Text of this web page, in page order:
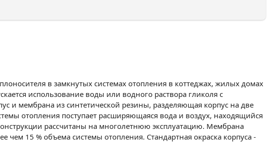
в замкнутых системах отопления в коттеджах, жилых домах
использование воды или водного раствора гликоля с
и мембрана из синтетической резины, разделяющая корпус на две
отопления поступает расширяющаяся вода и воздух, находящийся
рассчитаны на многолетнюю эксплуатацию. Мембрана
чем 15 % объема системы отопления. Стандартная окраска корпуса -